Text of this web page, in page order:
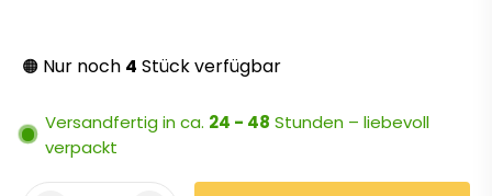
🟠 Nur noch 4 Stück verfügbar
Versandfertig in ca. 24 - 48 Stunden – liebevoll
verpackt